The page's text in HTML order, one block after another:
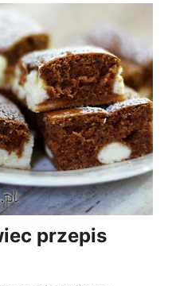
przepis